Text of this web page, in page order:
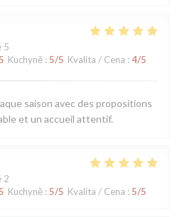
5
Kuchyně : 5/5 Kvalita / Cena : 4/5
saison avec des propositions
et un accueil attentif.
2
Kuchyně : 5/5 Kvalita / Cena : 5/5